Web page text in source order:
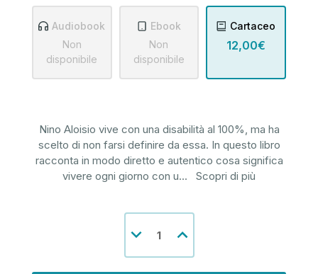
Audiobook
Non
disponibile
Ebook
Non
disponibile
Cartaceo
12,00€
Nino Aloisio vive con una disabilità al 100%, ma ha
scelto di non farsi definire da essa. In questo libro
racconta in modo diretto e autentico cosa significa
vivere ogni giorno con u... Scopri di più
Diminuisci
la
di
Aumenta
la
di